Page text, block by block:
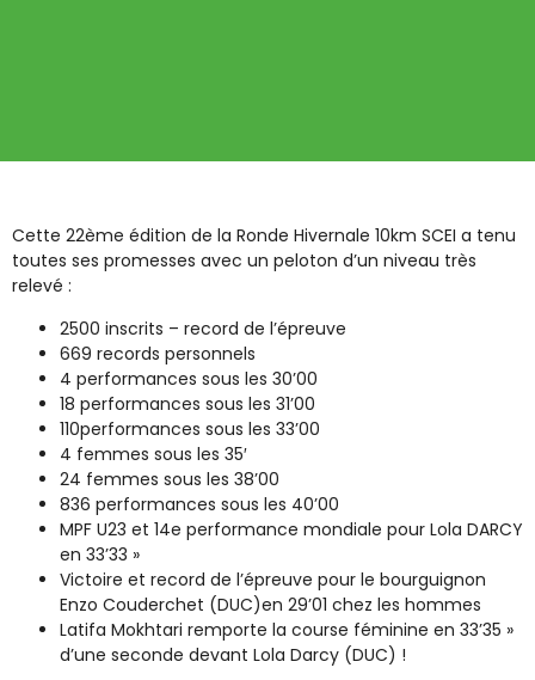
Cette 22ème édition de la Ronde Hivernale 10km SCEI a tenu
toutes ses promesses avec un peloton d’un niveau très
relevé :
2500 inscrits – record de l’épreuve
669 records personnels
4 performances sous les 30’00
18 performances sous les 31’00
110performances sous les 33’00
4 femmes sous les 35′
24 femmes sous les 38’00
836 performances sous les 40’00
MPF U23 et 14e performance mondiale pour Lola DARCY
en 33’33 »
Victoire et record de l’épreuve pour le bourguignon
Enzo Couderchet (DUC)en 29’01 chez les hommes
Latifa Mokhtari remporte la course féminine en 33’35 »
d’une seconde devant Lola Darcy (DUC) !